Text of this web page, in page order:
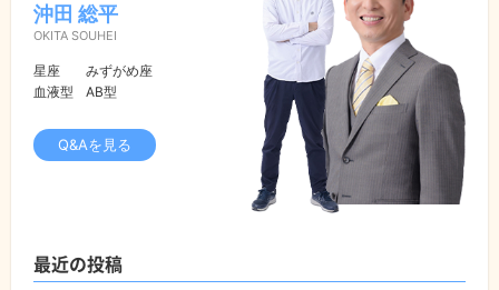
沖田 総平
OKITA SOUHEI
星座
みずがめ座
血液型
AB型
Q&Aを見る
最近の投稿